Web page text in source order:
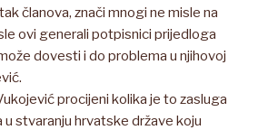
članova, znači mnogi ne misle na
ovi generali potpisnici prijedloga
dovesti i do problema u njihovoj
procijeni kolika je to zasluga
stvaranju hrvatske države koju